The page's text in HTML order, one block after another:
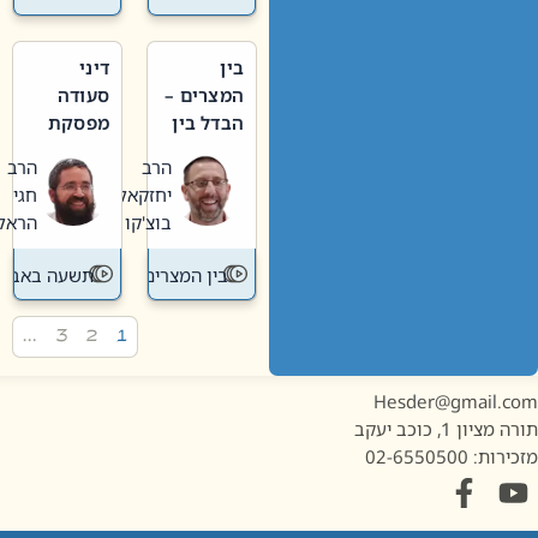
בין
המצרים –
הבדל בין
חדשה
לישנה
הרב
יחזקאל
בוצ'קו
בין המצרים
דיני
סעודה
מפסקת
תשעה
באב
הרב
חגי
הראל
תשעה באב
1, כוכב יעקב
02-6550500